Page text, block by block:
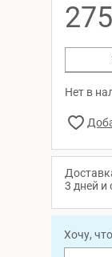
275
Нет в
3 дней и
Хочу,